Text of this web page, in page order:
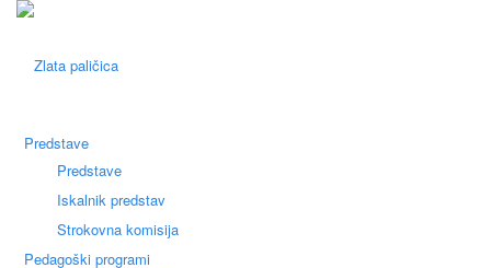
Predstave
Predstave
Iskalnik predstav
Strokovna komisija
Pedagoški programi